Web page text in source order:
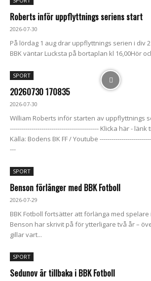
Roberts inför uppflyttnings seriens start
2026-07-30
På lördag 1 aug drar uppflyttnings serien i div
BBK väntar Lucksta på bortaplan kl 16,00Hör
SPORT
20260730 170835
2026-07-30
William Roberts inför starten av uppflyttnings
--------------------------------------------- Klicka här -
Källa: Bodens BK FF / Youtube
---
SPORT
Benson förlänger med BBK Fotboll
2026-07-29
BBK Fotboll fortsätter att förlänga med spelare
Benson har skrivit på för ytterligare två år –
gillar vart...
SPORT
Sedunov är tillbaka i BBK Fotboll